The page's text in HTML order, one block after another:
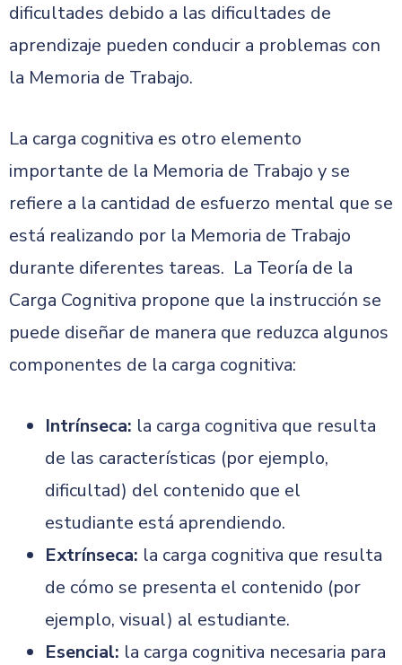
dificultades debido a las dificultades de
aprendizaje pueden conducir a problemas con
la Memoria de Trabajo.
La carga cognitiva es otro elemento
importante de la Memoria de Trabajo y se
refiere a la cantidad de esfuerzo mental que se
está realizando por la Memoria de Trabajo
durante diferentes tareas. La Teoría de la
Carga Cognitiva propone que la instrucción se
puede diseñar de manera que reduzca algunos
componentes de la carga cognitiva:
Intrínseca: la carga cognitiva que resulta
de las características (por ejemplo,
dificultad) del contenido que el
estudiante está aprendiendo.
Extrínseca: la carga cognitiva que resulta
de cómo se presenta el contenido (por
ejemplo, visual) al estudiante.
Esencial: la carga cognitiva necesaria para